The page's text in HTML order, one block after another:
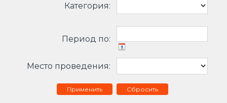
Категория:
Период по:
Место проведения:
Сбросить